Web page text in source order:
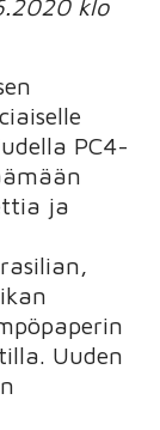
klo
PC4-
ja
Uuden